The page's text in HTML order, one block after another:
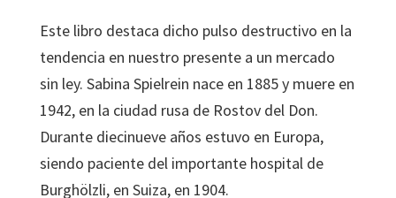
Este libro destaca dicho pulso destructivo en la
tendencia en nuestro presente a un mercado
sin ley. Sabina Spielrein nace en 1885 y muere en
1942, en la ciudad rusa de Rostov del Don.
Durante diecinueve años estuvo en Europa,
siendo paciente del importante hospital de
Burghölzli, en Suiza, en 1904.